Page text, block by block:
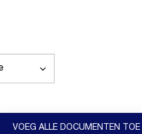
VOEG ALLE DOCUMENTEN